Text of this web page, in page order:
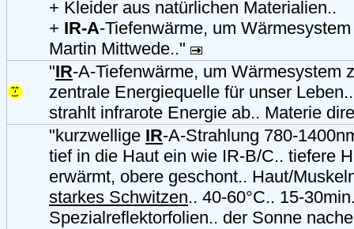
+ Kleider aus natürlichen Materialien..
+ IR-A-Tiefenwärme, um
Martin Mittwede.."
"IR-A-Tiefenwärme, um Wärmesystem
zentrale Energiequelle für unser
strahlt infrarote Energie ab.. Materie
"kurzwellige IR-A-Strahlung 780-
tief in die Haut ein wie IR-B/C.. tiefere
erwärmt, obere geschont.. Haut/
starkes Schwitzen.. 40-60°C.. 15-
Spezialreflektorfolien.. der Sonne